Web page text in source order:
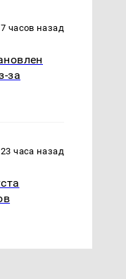
часов назад
за
23 часа назад